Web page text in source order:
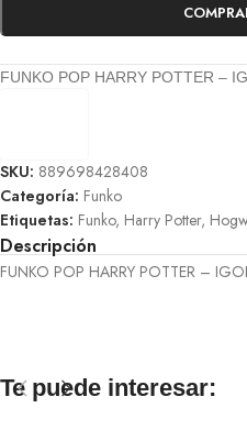
FUNKO POP HARRY POTTER –
SKU: 889698428408
Categoría: Funko
Etiquetas: Funko, Harry Potter,
Descripción
FUNKO POP HARRY POTTER –
Te puede interesar: